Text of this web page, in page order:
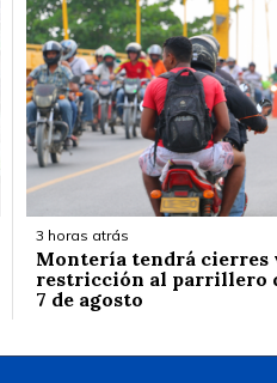
3 horas atrás
Montería tendrá cierres
restricción al parrillero
7 de agosto